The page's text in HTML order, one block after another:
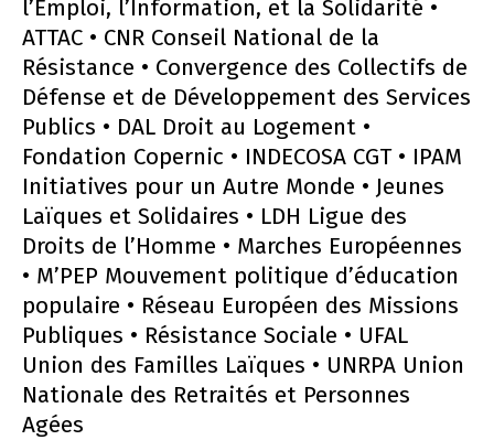
l’Emploi, l’Information, et la Solidarité •
ATTAC • CNR Conseil National de la
Résistance • Convergence des Collectifs de
Défense et de Développement des Services
Publics • DAL Droit au Logement •
Fondation Copernic • INDECOSA CGT • IPAM
Initiatives pour un Autre Monde • Jeunes
Laïques et Solidaires • LDH Ligue des
Droits de l’Homme • Marches Européennes
• M’PEP Mouvement politique d’éducation
populaire • Réseau Européen des Missions
Publiques • Résistance Sociale • UFAL
Union des Familles Laïques • UNRPA Union
Nationale des Retraités et Personnes
Agées